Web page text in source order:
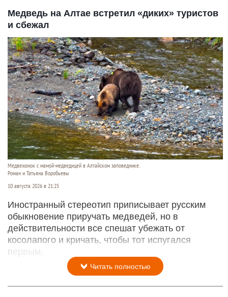
Медведь на Алтае встретил «диких» туристов
и сбежал
Медвежонок с мамой-медведицей в Алтайском заповеднике.
Роман и Татьяна Воробьевы
10 августа 2026 в 21:25
Иностранный стереотип приписывает русским
обыкновение приручать медведей, но в
действительности все спешат убежать от
косолапого и кричать, чтобы тот испугался
первым.
Читать полностью